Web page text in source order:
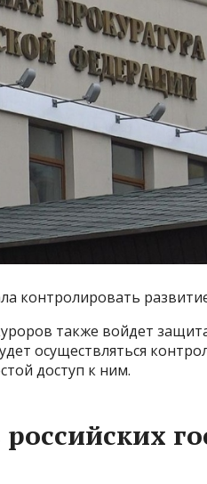
контролировать
также войдет
осуществляться
доступ к ним.